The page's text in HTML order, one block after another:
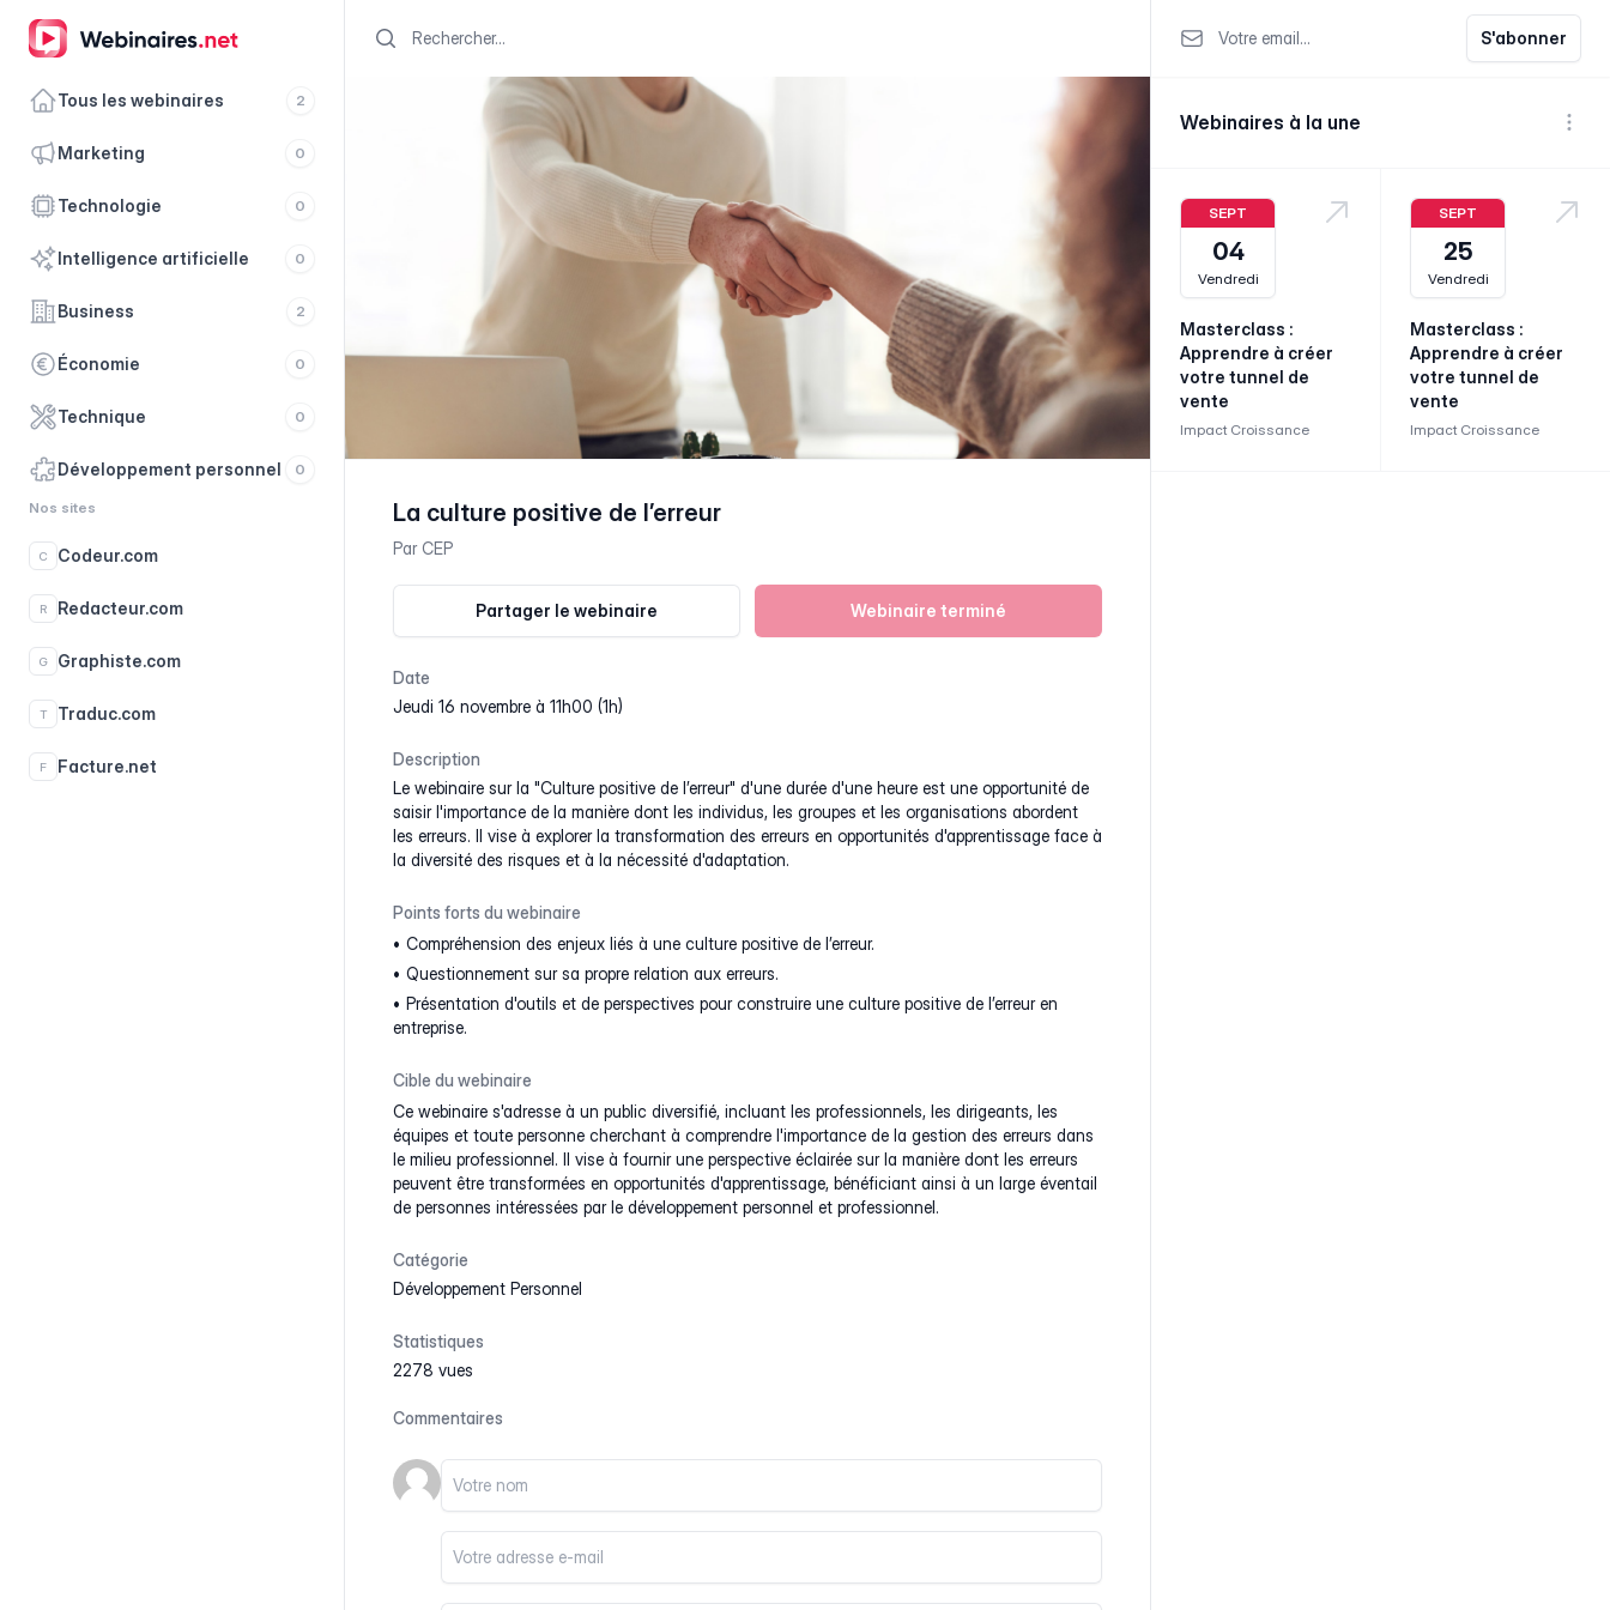
Tous les webinaires 2
marketing 0
technologie 0
intelligence artificielle 0
business 2
économie 0
technique 0
développement personnel 0
Nos sites
C Codeur.com
R Redacteur.com
G Graphiste.com
T Traduc.com
F Facture.net
Search
La culture positive de l’erreur
Par CEP
Partager le webinaire Webinaire terminé
Date
jeudi 16 novembre à 11h00 (1h)
Description
Le webinaire sur la "Culture positive de l’erreur" d'une durée d'une heure est une opportunité de
saisir l'importance de la manière dont les individus, les groupes et les organisations abordent
les erreurs. Il vise à explorer la transformation des erreurs en opportunités d'apprentissage face à
la diversité des risques et à la nécessité d'adaptation.
Points forts du webinaire
Compréhension des enjeux liés à une culture positive de l’erreur.
Questionnement sur sa propre relation aux erreurs.
Présentation d'outils et de perspectives pour construire une culture positive de l’erreur en
entreprise.
Cible du webinaire
Ce webinaire s'adresse à un public diversifié, incluant les professionnels, les dirigeants, les
équipes et toute personne cherchant à comprendre l'importance de la gestion des erreurs dans
le milieu professionnel. Il vise à fournir une perspective éclairée sur la manière dont les erreurs
peuvent être transformées en opportunités d'apprentissage, bénéficiant ainsi à un large éventail
de personnes intéressées par le développement personnel et professionnel.
Catégorie
Développement Personnel
Statistiques
2278 vues
Commentaires
Votre nom
Votre email
Votre email S'abonner
Webinaires à la une
Voir
SEPT
04
Vendredi
Masterclass :
Apprendre à créer
votre tunnel de
vente
Impact Croissance
SEPT
25
Vendredi
Masterclass :
Apprendre à créer
votre tunnel de
vente
Impact Croissance